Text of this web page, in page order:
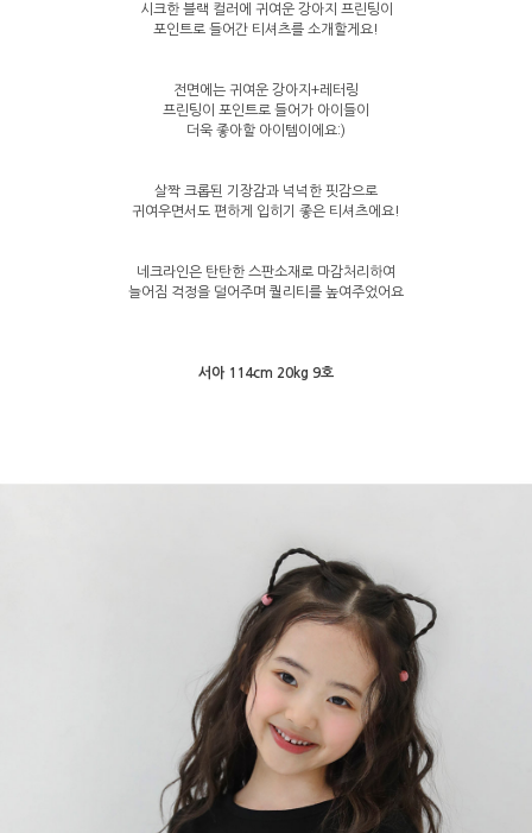
시크한 블랙 컬러에 귀여운 강아지 프린팅이
포인트로 들어간 티셔츠를 소개할게요!
전면에는 귀여운 강아지+레터링
프린팅이 포인트로 들어가 아이들이
더욱 좋아할 아이템이에요:)
살짝 크롭된 기장감과 넉넉한 핏감으로
귀여우면서도 편하게 입히기 좋은 티셔츠에요!
네크라인은 탄탄한 스판소재로 마감처리하여
늘어짐 걱정을 덜어주며 퀄리티를 높여주었어요
서아 114cm 20kg 9호